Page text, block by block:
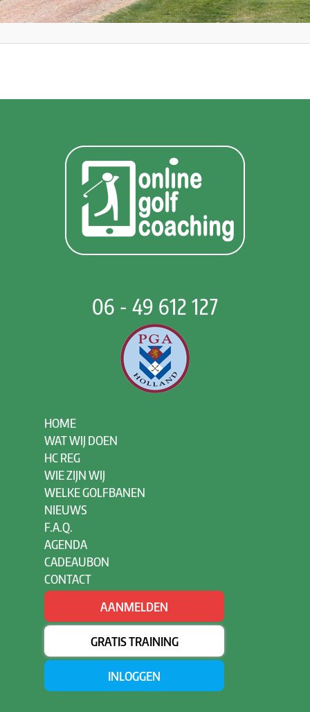
06 - 49 612 127
HOME
WAT WIJ DOEN
HC REG
WIE ZIJN WIJ
WELKE GOLFBANEN
NIEUWS
F.A.Q.
AGENDA
CADEAUBON
CONTACT
AANMELDEN
GRATIS TRAINING
INLOGGEN